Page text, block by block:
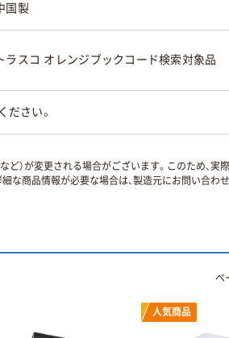
国製
ラスコ オレンジブックコード検索対象品
ださい。
ど）が変更される場合がございます。このため、実
商品情報が必要な場合は、製造元にお問い合わせ
人気商品
ペ